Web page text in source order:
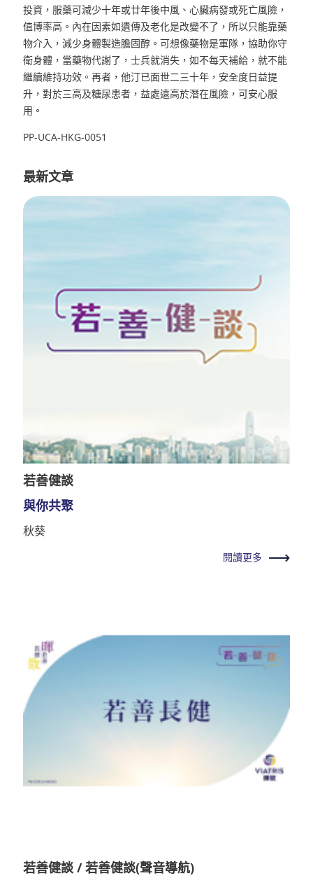
投資，服藥可減少十年或廿年後中風、心臟病發或死亡風險，
值博率高。內在因素如遺傳及老化是改變不了，所以只能靠藥
物介入，減少身體製造膽固醇。可想像藥物是軍隊，協助你守
衛身體，當藥物代謝了，士兵就消失，如不每天補給，就不能
繼續維持功效。再者，他汀已面世二三十年，安全度日益提
升，對於三高及糖尿患者，益處遠高於潛在風險，可安心服
用。
PP-UCA-HKG-0051
最新文章
若善健談
與你共聚
秋葵
閱讀更多
若善健談 / 若善健談(聲音導航)